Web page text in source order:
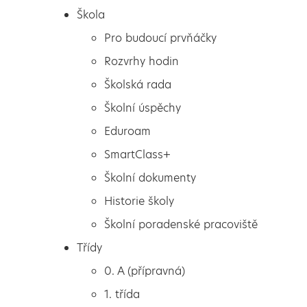
Pro budoucí prvňáčky
Rozvrhy hodin
Školská rada
Škola
Pro budoucí prvňáčky
Rozvrhy hodin
Školská rada
Školní úspěchy
Eduroam
SmartClass+
Školní dokumenty
Historie školy
Školní poradenské pracoviště
Třídy
0. A (přípravná)
1. třída
Vysvědčení